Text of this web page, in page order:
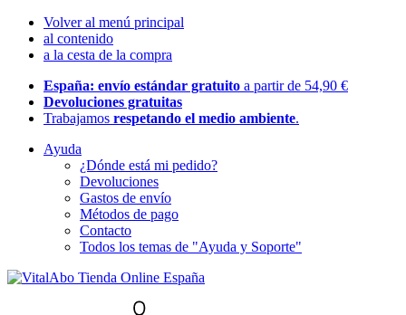
Volver al menú principal
al contenido
a la cesta de la compra
España: envío estándar gratuito a partir de 54,90 €
Devoluciones gratuitas
Trabajamos respetando el medio ambiente.
Ayuda
¿Dónde está mi pedido?
Devoluciones
Gastos de envío
Métodos de pago
Contacto
Todos los temas de "Ayuda y Soporte"